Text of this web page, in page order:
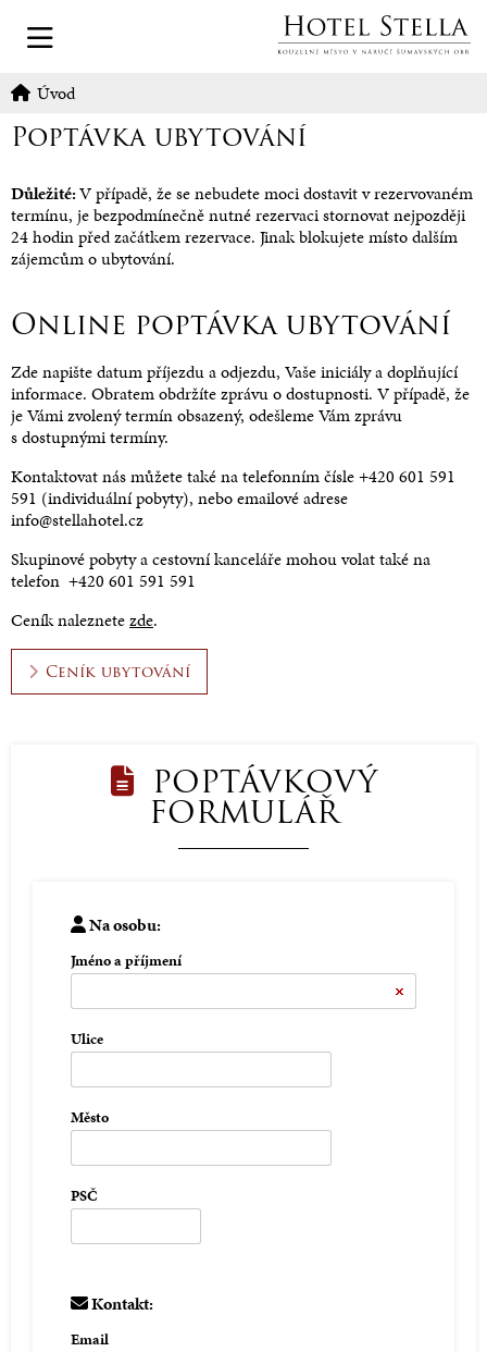
Úvod
Poptávka ubytování
Důležité:V případě, že se nebudete moci dostavit v rezervovaném
termínu, je bezpodmínečně nutné rezervaci stornovat nejpozději
24 hodin před začátkem rezervace. Jinak blokujete místo dalším
zájemcům o ubytování.
Online poptávka ubytování
Zde napište datum příjezdu a odjezdu, Vaše iniciály a doplňující
informace. Obratem obdržíte zprávu o dostupnosti. V případě, že
je Vámi zvolený termín obsazený, odešleme Vám zprávu
s dostupnými termíny.
Kontaktovat nás můžete také na telefonním čísle +420 601 591
591 (individuální pobyty), nebo emailové adrese
info@stellahotel.cz
Skupinové pobyty a cestovní kanceláře mohou volat také na
telefon +420 601 591 591
Ceník naleznetezde.
Ceník ubytování
POPTÁVKOVÝ
FORMULÁŘ
Na osobu:
Jméno a příjmení
Ulice
Město
PSČ
Kontakt:
Email